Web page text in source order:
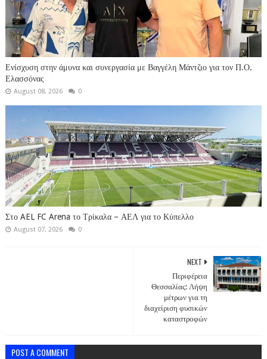
Ενίσχυση στην άμυνα και συνεργασία με Βαγγέλη Μάντζιο για τον Π.Ο.
Ελασσόνας
August 08, 2026 0
Στο AEL FC Arena το Τρίκαλα – ΑΕΛ για το Κύπελλο
August 07, 2026 0
NEXT
Περιφέρεια
Θεσσαλίας: Λήψη
μέτρων για τη
διαχείριση φυσικών
καταστροφών
POST A COMMENT